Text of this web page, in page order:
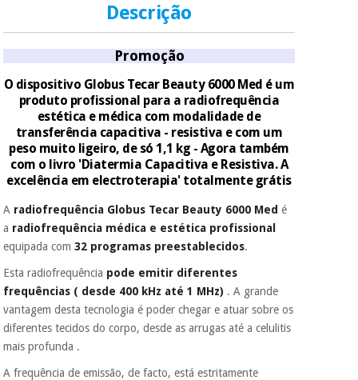
Descrição
Promoção
O dispositivo Globus Tecar Beauty 6000 Med é um
produto profissional para a radiofrequência
estética e médica com modalidade de
transferência capacitiva - resistiva e com um
peso muito ligeiro, de só 1,1 kg - Agora também
com o livro 'Diatermia Capacitiva e Resistiva. A
excelência em electroterapia' totalmente grátis
A radiofrequência Globus Tecar Beauty 6000 Med é
a radiofrequência médica e estética profissional
equipada com32 programas preestablecidos.
Esta radiofrequência pode emitir diferentes
frequências ( desde 400 kHz até 1 MHz) . A grande
vantagem desta tecnologia é poder chegar e atuar sobre os
diferentes tecidos do corpo, desde as arrugas até a celulitis
mais profunda .
A frequência de emissão, de facto, está estritamente